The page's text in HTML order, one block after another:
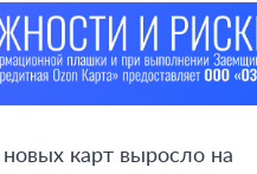
карт выросло на